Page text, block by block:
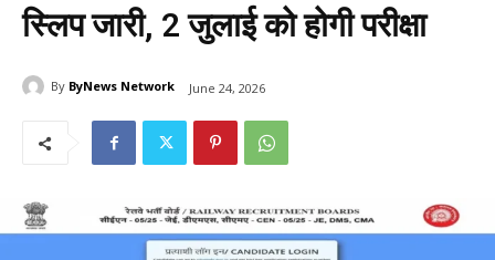
स्लिप जारी, 2 जुलाई को होगी परीक्षा
By ByNews Network June 24, 2026